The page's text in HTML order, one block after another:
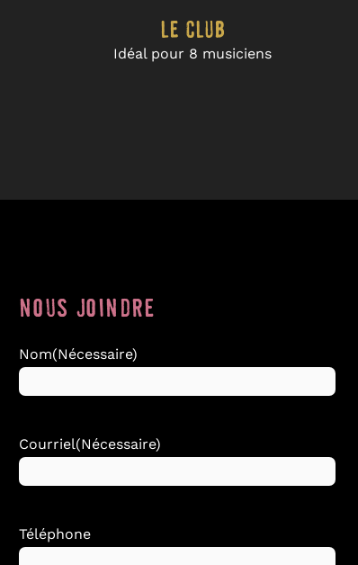
Le Club
Idéal pour 8 musiciens
NOUS JOINDRE
Nom(Nécessaire)
Courriel(Nécessaire)
Téléphone